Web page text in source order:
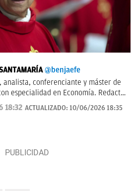
@benjaefe
analista, conferenciante y máster de
especialidad en Economía. Redactor
y empresas en OKDIARIO y autor de
a través del tiempo' en el Instituto
18:32 ACTUALIZADO: 10/06/2026 18:35